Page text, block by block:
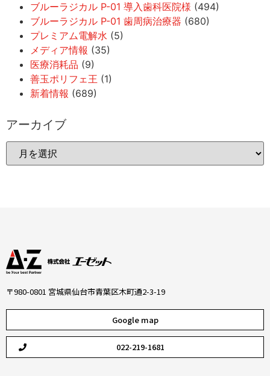
ブルーラジカル P-01 導入歯科医院様 (494)
ブルーラジカル P-01 歯周病治療器 (680)
プレミアム電解水 (5)
メディア情報 (35)
医療消耗品 (9)
善玉ポリフェ王 (1)
新着情報 (689)
アーカイブ
〒980-0801 宮城県仙台市青葉区木町通2-3-19
Google map
022-219-1681